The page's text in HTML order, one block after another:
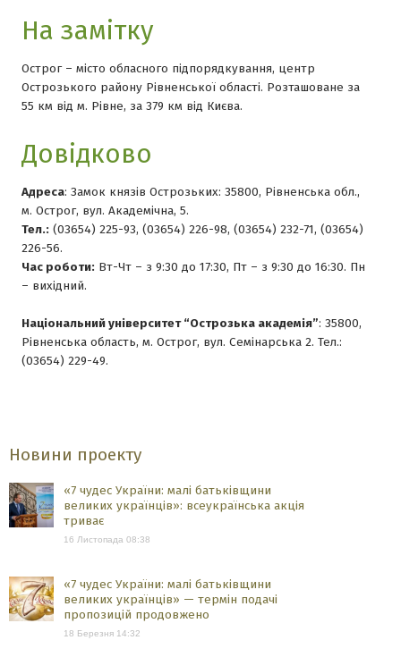
На замітку
Острог – місто обласного підпорядкування, центр
Острозького району Рівненської області. Розташоване за
55 км від м. Рівне, за 379 км від Києва.
Довідково
Адреса: Замок князів Острозьких: 35800, Рівненська обл.,
м. Острог, вул. Академічна, 5.
Тел.: (03654) 225-93, (03654) 226-98, (03654) 232-71, (03654)
226-56.
Час роботи: Вт-Чт – з 9:30 до 17:30, Пт – з 9:30 до 16:30. Пн
– вихідний.
Національний університет “Острозька академія”: 35800,
Рівненська область, м. Острог, вул. Семінарська 2. Тел.:
(03654) 229-49.
Новини проекту
«7 чудес України: малі батьківщини
великих українців»: всеукраїнська акція
триває
16 Листопада 08:38
«7 чудес України: малі батьківщини
великих українців» — термін подачі
пропозицій продовжено
18 Березня 14:32